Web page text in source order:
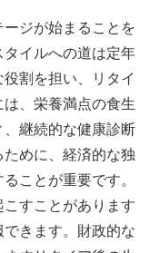
ジが始まることを
イルへの道は定年
割を担い、リタイ
、栄養満点の食生
継続的な健康診断
めに、経済的な独
ことが重要です。
すことがあります
きます。財政的な